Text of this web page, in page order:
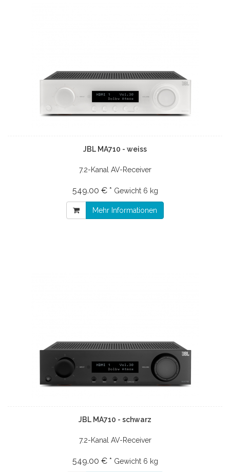
JBL MA710 - weiss
7.2-Kanal AV-Receiver
549.00 € * Gewicht 6 kg
Mehr Informationen
JBL MA710 - schwarz
7.2-Kanal AV-Receiver
549.00 € * Gewicht 6 kg